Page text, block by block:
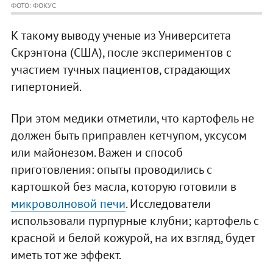
ФОТО: ФОКУС
К такому выводу ученые из Университета
Скрэнтона (США), после экспериментов с
участием тучных пациентов, страдающих
гипертонией.
При этом медики отметили, что картофель не
должен быть приправлен кетчупом, уксусом
или майонезом. Важен и способ
приготовления: опыты проводились с
картошкой без масла, которую готовили в
микроволновой печи. Исследователи
использовали пурпурные клубни; картофель с
красной и белой кожурой, на их взгляд, будет
иметь тот же эффект.